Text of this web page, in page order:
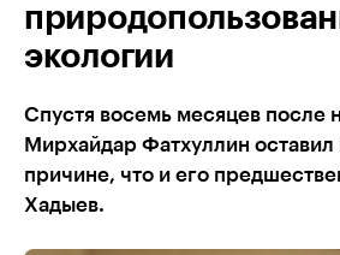
экологии
Спустя восемь месяцев после
Мирхайдар Фатхуллин оставил
причине, что и его
Хадыев.